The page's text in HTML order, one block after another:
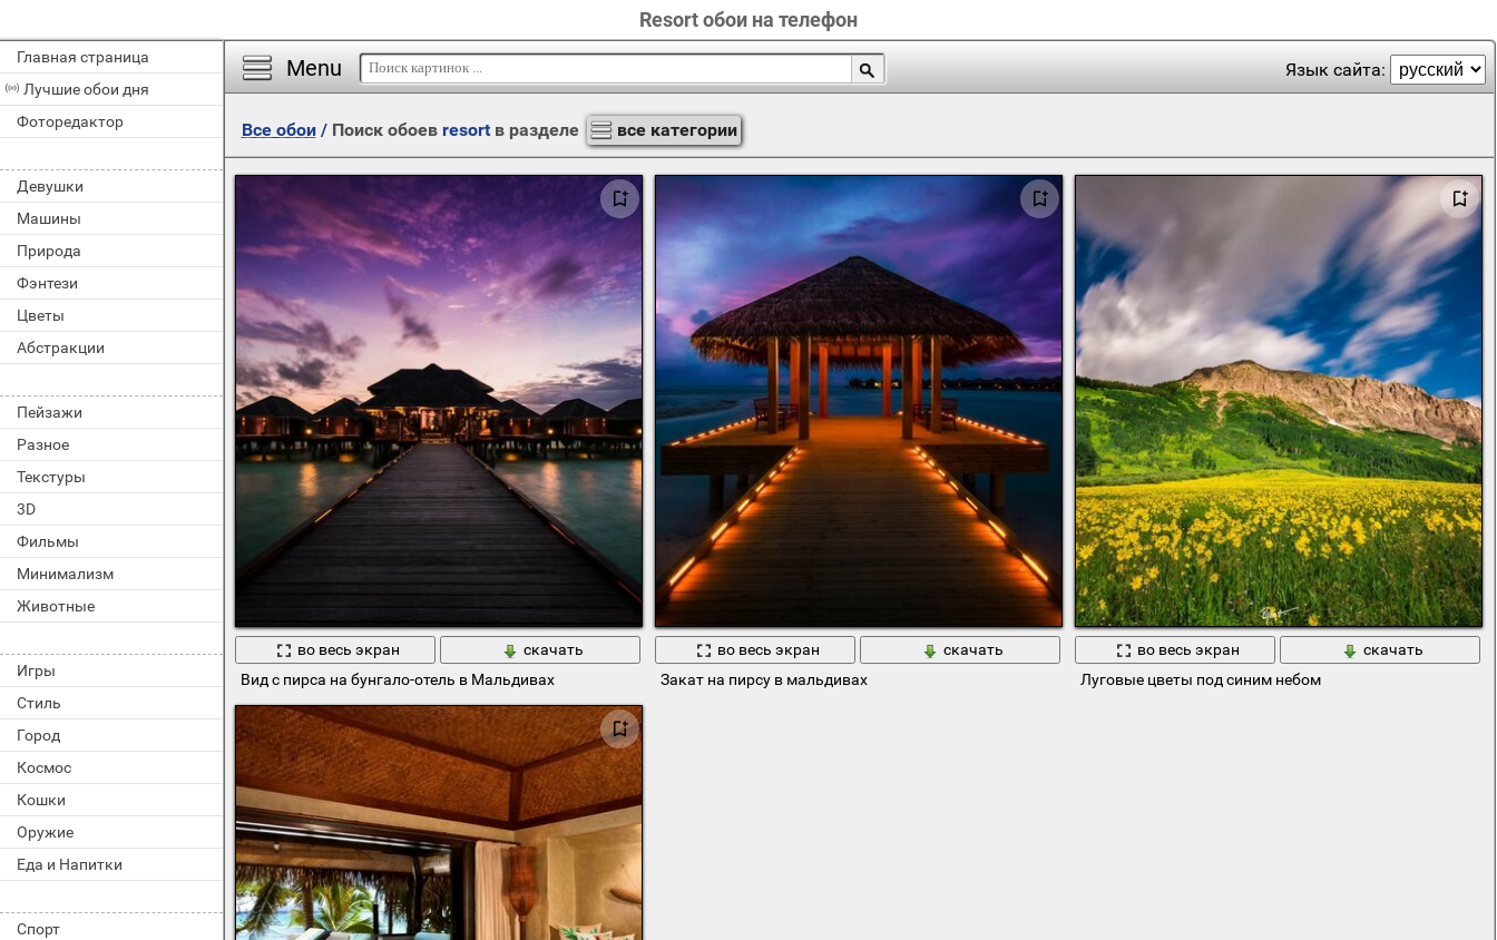
Resort обои на телефон
Главная страница
Лучшие обои дня
Фоторедактор
Девушки
Машины
Природа
Фэнтези
Цветы
Абстракции
Пейзажи
Разное
Текстуры
3D
Фильмы
Минимализм
Животные
Игры
Стиль
Город
Космос
Кошки
Оружие
Еда и Напитки
Спорт
Menu Язык сайта:
Все обои/ Поиск обоев resortв разделе все категории
во весь экран
скачать
Вид с пирса на бунгало-отель в Мальдивах
во весь экран
скачать
Закат на пирсу в мальдивах
во весь экран
скачать
Луговые цветы под синим небом